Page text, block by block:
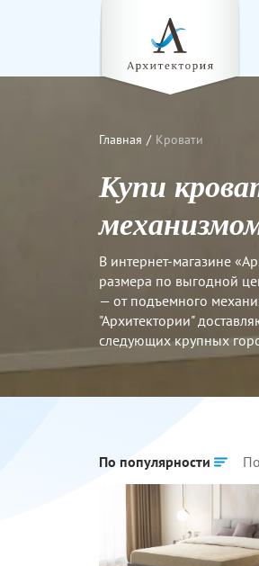
Главная Кровати
Купи
В интернет-магазине
размера по выгодной
— от подъемного
"Архитектории"
следующих крупных
По популярности